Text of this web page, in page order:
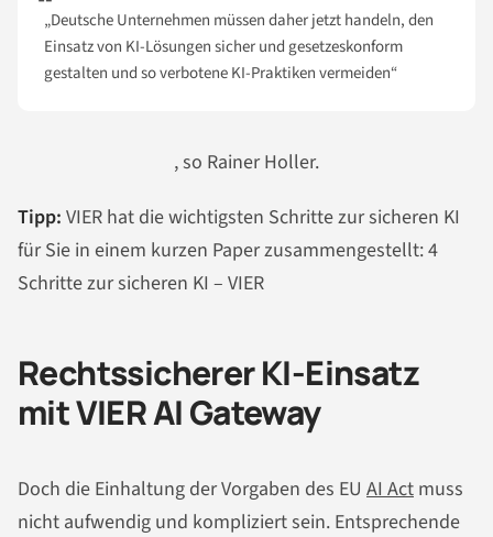
„Deutsche Unternehmen müssen daher jetzt handeln, den
Einsatz von KI-Lösungen sicher und gesetzeskonform
gestalten und so verbotene KI-Praktiken vermeiden“
, so Rainer Holler.
Tipp: VIER hat die wichtigsten Schritte zur sicheren KI
für Sie in einem kurzen Paper zusammengestellt: 4
Schritte zur sicheren KI – VIER
Rechtssicherer KI-Einsatz
mit VIER AI Gateway
Doch die Einhaltung der Vorgaben des EU AI Act muss
nicht aufwendig und kompliziert sein. Entsprechende